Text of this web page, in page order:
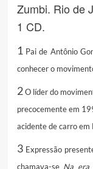
Zumbi. Rio de
1 CD.
1Pai de Antônio
conhecer o
2O líder do
precocemente em
acidente de carro em
3Expressão
chamava-se Na era